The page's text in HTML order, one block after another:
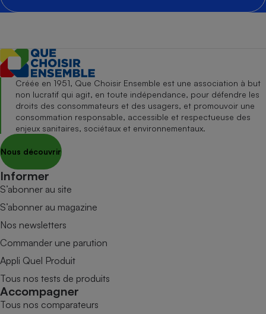
Créée en 1951, Que Choisir Ensemble est une association à but
non lucratif qui agit, en toute indépendance, pour défendre les
droits des consommateurs et des usagers, et promouvoir une
consommation responsable, accessible et respectueuse des
enjeux sanitaires, sociétaux et environnementaux.
Nous découvrir
Informer
S’abonner au site
S’abonner au magazine
Nos newsletters
Commander une parution
Appli Quel Produit
Tous nos tests de produits
Accompagner
Tous nos comparateurs